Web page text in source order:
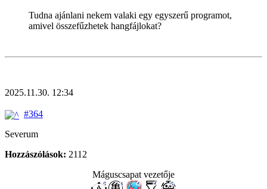
Tudna ajánlani nekem valaki egy egyszerű programot,
amivel összefűzhetek hangfájlokat?
2025.11.30. 12:34
#364
Severum
Hozzászólások: 2112
Máguscsapat vezetője